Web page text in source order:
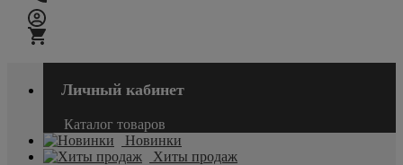
Личный кабинет
Каталог товаров
Новинки
Хиты продаж